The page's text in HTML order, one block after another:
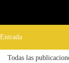
Entrada
Todas las